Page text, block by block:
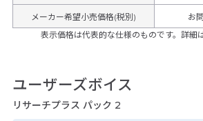
メーカー希望小売価格(税別)
お
表示価格は代表的な仕様のものです。詳細
ユーザーズボイス
リサーチプラス パック 2